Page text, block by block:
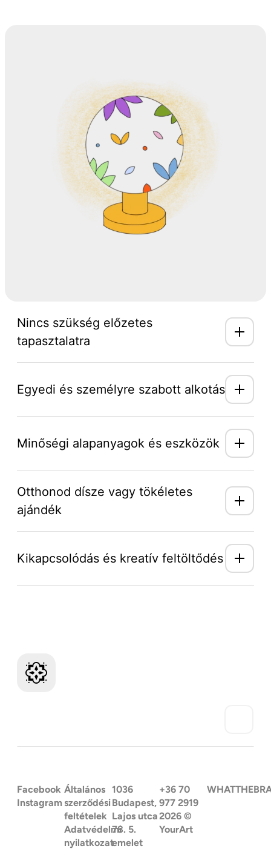
Nincs szükség előzetes
tapasztalatra
Egyedi és személyre szabott alkotás
Minőségi alapanyagok és eszközök
Otthonod dísze vagy tökéletes
ajándék
Kikapcsolódás és kreatív feltöltődés
Facebook
Instagram
Általános
szerződési
feltételek
Adatvédelmi
nyilatkozat
1036
Budapest,
Lajos utca
78. 5.
emelet
+36 70
977 2919
2026 ©
YourArt